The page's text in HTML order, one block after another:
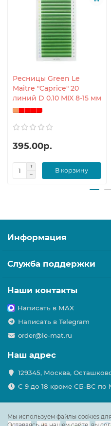
Ресницы Green Le
Maitre "Caprice" 20
линий D 0.10 MIX 8-15 мм
395.00р.
В корзину
Мы используем файлы cookies
Информация
Служба поддержки
Наши контакты
Написать в MAX
Написать в Telegram
order@le-mat.ru
Наш адрес
129345, Москва,
С 9 до 18 кроме СБ-ВС по